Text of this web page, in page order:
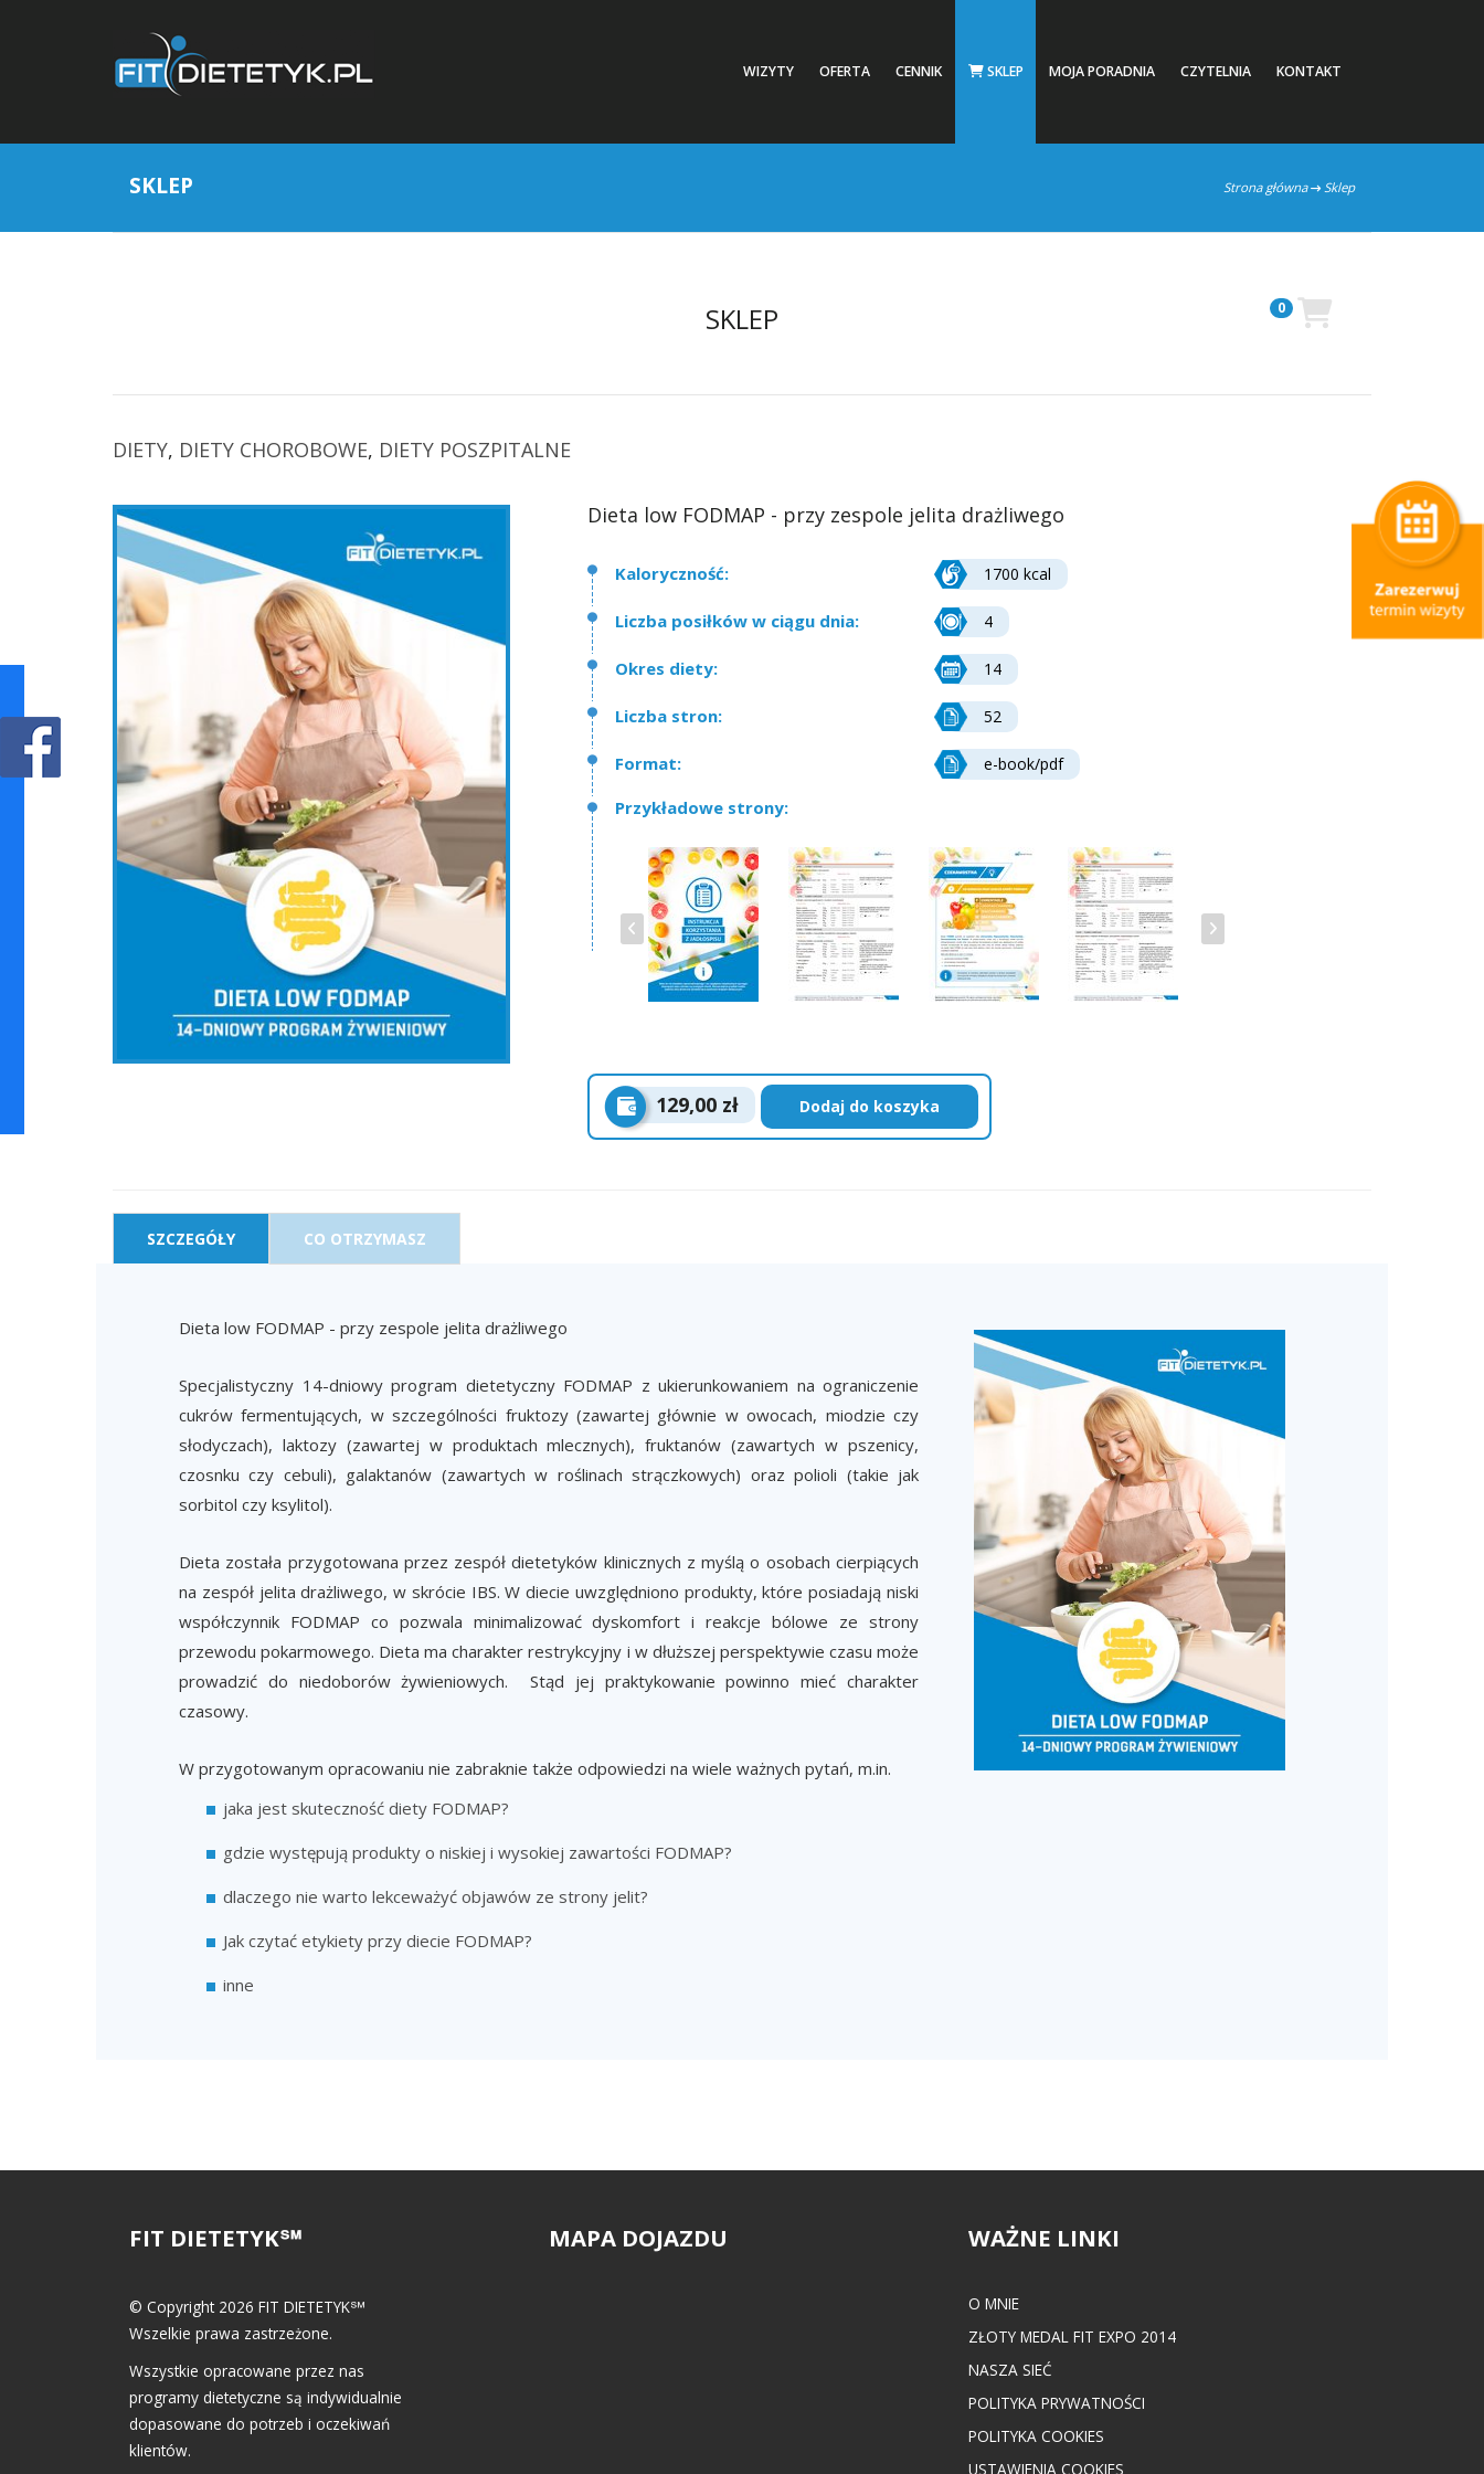
WIZYTY OFERTA CENNIK SKLEP MOJA PORADNIA CZYTELNIA KONTAKT
SKLEP Strona główna Sklep
SKLEP 0
DIETY, DIETY CHOROBOWE, DIETY POSZPITALNE
Dieta low FODMAP - przy zespole jelita drażliwego
Kaloryczność: 1700 kcal
Liczba posiłków w ciągu dnia: 4
Okres diety: 14
Liczba stron: 52
Format: e-book/pdf
Przykładowe strony:
129,00 zł Dodaj do koszyka
SZCZEGÓŁY CO OTRZYMASZ
Dieta low FODMAP - przy zespole jelita drażliwego
Specjalistyczny 14-dniowy program dietetyczny FODMAP z ukierunkowaniem na ograniczenie
cukrów fermentujących, w szczególności fruktozy (zawartej głównie w owocach, miodzie czy
słodyczach), laktozy (zawartej w produktach mlecznych), fruktanów (zawartych w pszenicy,
czosnku czy cebuli), galaktanów (zawartych w roślinach strączkowych) oraz polioli (takie jak
sorbitol czy ksylitol).
Dieta została przygotowana przez zespół dietetyków klinicznych z myślą o osobach cierpiących
na zespół jelita drażliwego, w skrócie IBS. W diecie uwzględniono produkty, które posiadają niski
współczynnik FODMAP co pozwala minimalizować dyskomfort i reakcje bólowe ze strony
przewodu pokarmowego. Dieta ma charakter restrykcyjny i w dłuższej perspektywie czasu może
prowadzić do niedoborów żywieniowych. Stąd jej praktykowanie powinno mieć charakter
czasowy.
W przygotowanym opracowaniu nie zabraknie także odpowiedzi na wiele ważnych pytań, m.in.
jaka jest skuteczność diety FODMAP?
gdzie występują produkty o niskiej i wysokiej zawartości FODMAP?
dlaczego nie warto lekceważyć objawów ze strony jelit?
Jak czytać etykiety przy diecie FODMAP?
inne
FIT DIETETYK℠
© Copyright 2026 FIT DIETETYK℠
Wszelkie prawa zastrzeżone.
Wszystkie opracowane przez nas
programy dietetyczne są indywidualnie
dopasowane do potrzeb i oczekiwań
klientów.
MAPA DOJAZDU WAŻNE LINKI
O MNIE
ZŁOTY MEDAL FIT EXPO 2014
NASZA SIEĆ
POLITYKA PRYWATNOŚCI
POLITYKA COOKIES
USTAWIENIA COOKIES